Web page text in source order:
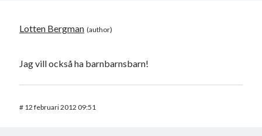
Lotten Bergman
Jag vill också ha barnbarnsbarn!
# 12 februari 2012 09:51